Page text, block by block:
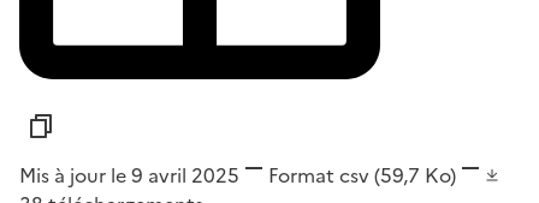
Mis à jour le 9 avril 2025 Format csv(59,7 Ko)